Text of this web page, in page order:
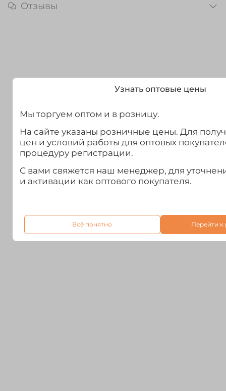
Отзывы
Узнать оптовые цены
Мы торгуем оптом и в розницу.
На сайте указаны розничные цены. Для
цен и условий работы для оптовых
процедуру регистрации.
С вами свяжется наш менеджер, для
и активации как оптового покупателя.
Всё понятно Перейти к